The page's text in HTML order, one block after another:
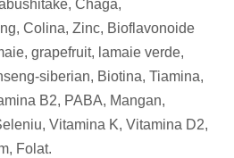
Chaga,
Colina, Zinc, Bioflavonoide
grapefruit, lamaie verde,
siberian, Biotina, Tiamina,
B2, PABA, Mangan,
Vitamina K, Vitamina D2,
Folat.